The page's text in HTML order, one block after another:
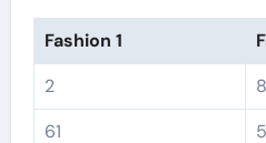
Fashion 1
2
61